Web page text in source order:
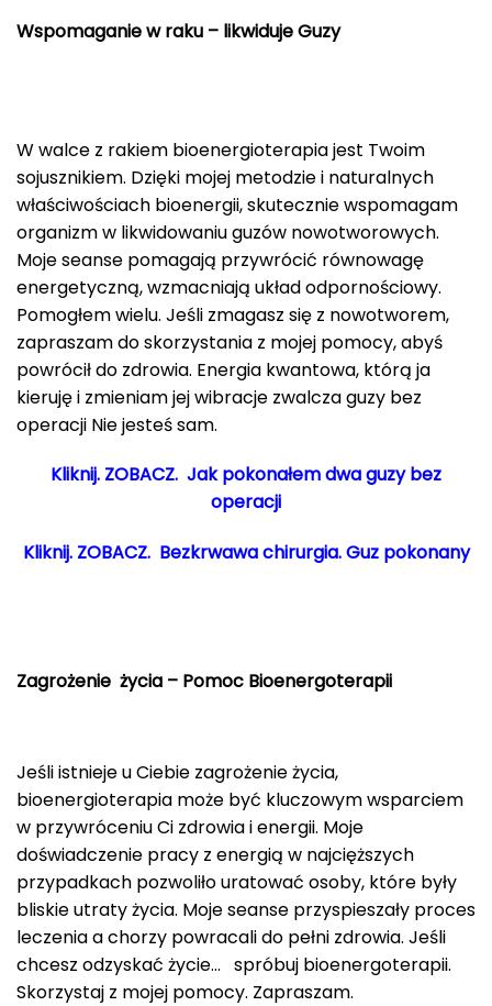
Wspomaganie w raku – likwiduje Guzy
W walce z rakiem bioenergioterapia jest Twoim
sojusznikiem. Dzięki mojej metodzie i naturalnych
właściwościach bioenergii, skutecznie wspomagam
organizm w likwidowaniu guzów nowotworowych.
Moje seanse pomagają przywrócić równowagę
energetyczną, wzmacniają układ odpornościowy.
Pomogłem wielu. Jeśli zmagasz się z nowotworem,
zapraszam do skorzystania z mojej pomocy, abyś
powrócił do zdrowia. Energia kwantowa, którą ja
kieruję i zmieniam jej wibracje zwalcza guzy bez
operacji Nie jesteś sam.
Kliknij. ZOBACZ. Jak pokonałem dwa guzy bez
operacji
Kliknij. ZOBACZ. Bezkrwawa chirurgia. Guz pokonany
Zagrożenie życia – Pomoc Bioenergoterapii
Jeśli istnieje u Ciebie zagrożenie życia,
bioenergioterapia może być kluczowym wsparciem
w przywróceniu Ci zdrowia i energii. Moje
doświadczenie pracy z energią w najcięższych
przypadkach pozwoliło uratować osoby, które były
bliskie utraty życia. Moje seanse przyspieszały proces
leczenia a chorzy powracali do pełni zdrowia. Jeśli
chcesz odzyskać życie… spróbuj bioenergoterapii.
Skorzystaj z mojej pomocy. Zapraszam.